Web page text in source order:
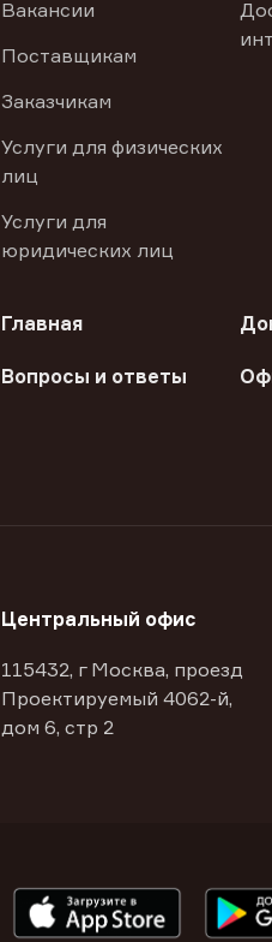
Вакансии
Поставщикам
Заказчикам
Услуги для физических
лиц
Услуги для
юридических лиц
Главная
Вопросы и ответы
Центральный офис
115432, г Москва, проезд
Проектируемый 4062-й,
дом 6, стр 2